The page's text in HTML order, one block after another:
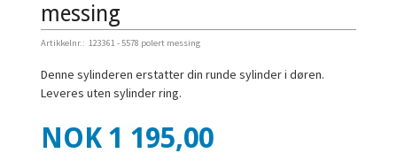
messing
Artikkelnr.: 123361 - 5578 polert messing
Denne sylinderen erstatter din runde sylinder i døren.
Leveres uten sylinder ring.
Pris
NOK 1 195,00